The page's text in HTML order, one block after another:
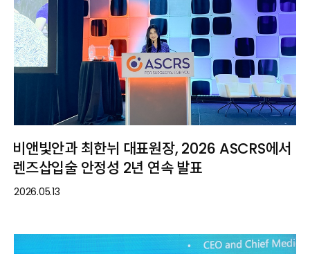
비앤빛안과 최한뉘 대표원장, 2026 ASCRS에서
렌즈삽입술 안정성 2년 연속 발표
2026.05.13